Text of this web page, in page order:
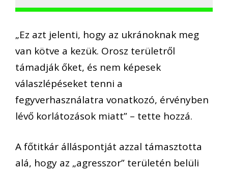
„Ez azt jelenti, hogy az ukránoknak meg
van kötve a kezük. Orosz területről
támadják őket, és nem képesek
válaszlépéseket tenni a
fegyverhasználatra vonatkozó, érvényben
lévő korlátozások miatt” – tette hozzá.
A főtitkár álláspontját azzal támasztotta
alá, hogy az „agresszor” területén belüli